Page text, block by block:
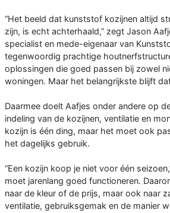
“Het beeld dat kunststof kozijnen altijd
zijn, is echt achterhaald,” zegt Jason
specialist en mede-eigenaar van
tegenwoordig prachtige
oplossingen die goed passen bij zowel
woningen. Maar het belangrijkste blijft
Daarmee doelt Aafjes onder andere op
indeling van de kozijnen, ventilatie en
kozijn is één ding, maar het moet ook
het dagelijks gebruik.
“Een kozijn koop je niet voor één
moet jarenlang goed functioneren.
naar de kleur of de prijs, maar ook naar
ventilatie, gebruiksgemak en de manier